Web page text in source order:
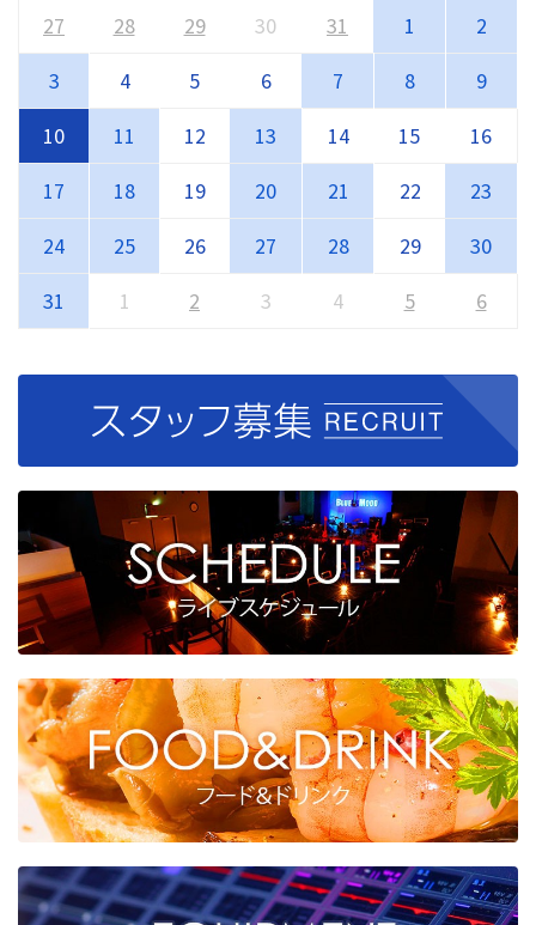
27
28 29 30 31 1
2
3
4 5 6 7 8
9
10
11 12 13 14 15
16
17
18 19 20 21 22
23
24
25 26 27 28 29
30
31
1 2 3 4 5 6